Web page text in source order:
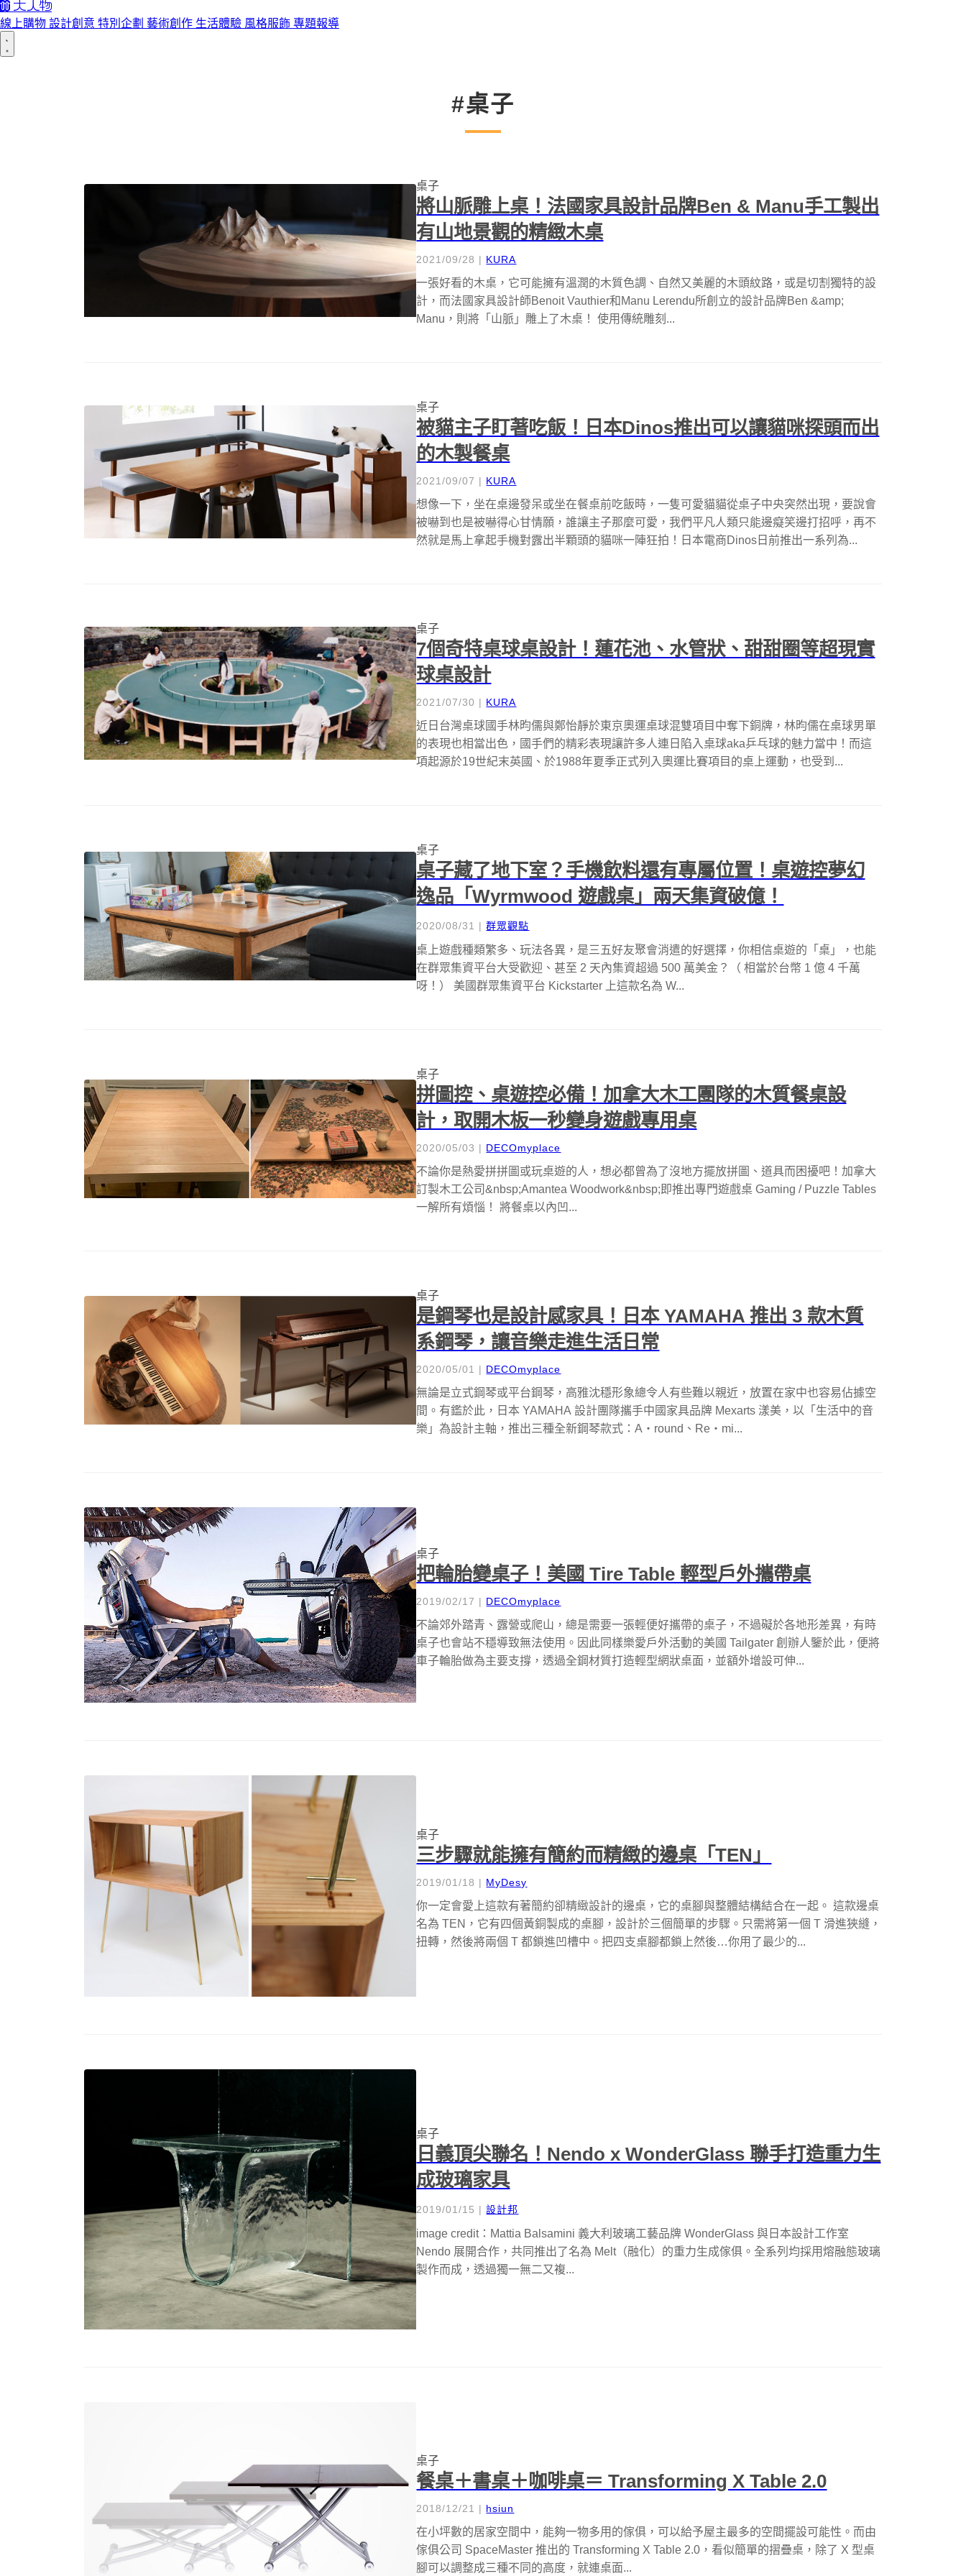
線上購物 設計創意 特別企劃 藝術創作 生活體驗 風格服飾 專題報導
#桌子
桌子
將山脈雕上桌！法國家具設計品牌Ben & Manu手工製出
有山地景觀的精緻木桌
2021/09/28 | KURA
一張好看的木桌，它可能擁有溫潤的木質色調、自然又美麗的木頭紋路，或是切割獨特的設
計，而法國家具設計師Benoit Vauthier和Manu Lerendu所創立的設計品牌Ben &amp;
Manu，則將「山脈」雕上了木桌！ 使用傳統雕刻...
桌子
被貓主子盯著吃飯！日本Dinos推出可以讓貓咪探頭而出
的木製餐桌
2021/09/07 | KURA
想像一下，坐在桌邊發呆或坐在餐桌前吃飯時，一隻可愛貓貓從桌子中央突然出現，要說會
被嚇到也是被嚇得心甘情願，誰讓主子那麼可愛，我們平凡人類只能邊癡笑邊打招呼，再不
然就是馬上拿起手機對露出半顆頭的貓咪一陣狂拍！日本電商Dinos日前推出一系列為...
桌子
7個奇特桌球桌設計！蓮花池、水管狀、甜甜圈等超現實
球桌設計
2021/07/30 | KURA
近日台灣桌球國手林昀儒與鄭怡靜於東京奧運桌球混雙項目中奪下銅牌，林昀儒在桌球男單
的表現也相當出色，國手們的精彩表現讓許多人連日陷入桌球aka乒乓球的魅力當中！而這
項起源於19世紀末英國、於1988年夏季正式列入奧運比賽項目的桌上運動，也受到...
桌子
桌子藏了地下室？手機飲料還有專屬位置！桌遊控夢幻
逸品「Wyrmwood 遊戲桌」兩天集資破億！
2020/08/31 |群眾觀點
桌上遊戲種類繁多、玩法各異，是三五好友聚會消遣的好選擇，你相信桌遊的「桌」，也能
在群眾集資平台大受歡迎、甚至 2 天內集資超過 500 萬美金？（ 相當於台幣 1 億 4 千萬
呀！） 美國群眾集資平台 Kickstarter 上這款名為 W...
桌子
拼圖控、桌遊控必備！加拿大木工團隊的木質餐桌設
計，取開木板一秒變身遊戲專用桌
2020/05/03 | DECOmyplace
不論你是熱愛拼拼圖或玩桌遊的人，想必都曾為了沒地方擺放拼圖、道具而困擾吧！加拿大
訂製木工公司&nbsp;Amantea Woodwork&nbsp;即推出專門遊戲桌 Gaming / Puzzle Tables
一解所有煩惱！ 將餐桌以內凹...
桌子
是鋼琴也是設計感家具！日本 YAMAHA 推出 3 款木質
系鋼琴，讓音樂走進生活日常
2020/05/01 | DECOmyplace
無論是立式鋼琴或平台鋼琴，高雅沈穩形象總令人有些難以親近，放置在家中也容易佔據空
間。有鑑於此，日本 YAMAHA 設計團隊攜手中國家具品牌 Mexarts 漾美，以「生活中的音
樂」為設計主軸，推出三種全新鋼琴款式：A・round、Re・mi...
桌子
把輪胎變桌子！美國 Tire Table 輕型戶外攜帶桌
2019/02/17 | DECOmyplace
不論郊外踏青、露營或爬山，總是需要一張輕便好攜帶的桌子，不過礙於各地形差異，有時
桌子也會站不穩導致無法使用。因此同樣樂愛戶外活動的美國 Tailgater 創辦人鑒於此，便將
車子輪胎做為主要支撐，透過全鋼材質打造輕型網狀桌面，並額外增設可伸...
桌子
三步驟就能擁有簡約而精緻的邊桌「TEN」
2019/01/18 | MyDesy
你一定會愛上這款有著簡約卻精緻設計的邊桌，它的桌腳與整體結構結合在一起。 這款邊桌
名為 TEN，它有四個黃銅製成的桌腳，設計於三個簡單的步驟。只需將第一個 T 滑進狹縫，
扭轉，然後將兩個 T 都鎖進凹槽中。把四支桌腳都鎖上然後…你用了最少的...
桌子
日義頂尖聯名！Nendo x WonderGlass 聯手打造重力生
成玻璃家具
2019/01/15 |設計邦
image credit：Mattia Balsamini 義大利玻璃工藝品牌 WonderGlass 與日本設計工作室
Nendo 展開合作，共同推出了名為 Melt（融化）的重力生成傢俱。全系列均採用熔融態玻璃
製作而成，透過獨一無二又複...
桌子
餐桌＋書桌＋咖啡桌＝ Transforming X Table 2.0
2018/12/21 | hsiun
在小坪數的居家空間中，能夠一物多用的傢俱，可以給予屋主最多的空間擺設可能性。而由
傢俱公司 SpaceMaster 推出的 Transforming X Table 2.0，看似簡單的摺疊桌，除了 X 型桌
腳可以調整成三種不同的高度，就連桌面...